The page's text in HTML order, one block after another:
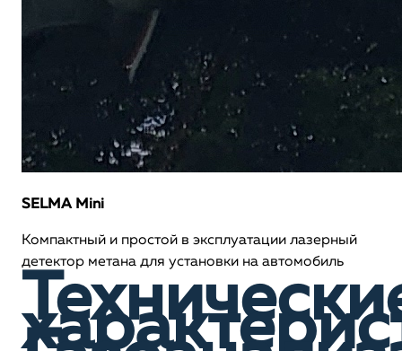
SELMA Mini
Компактный и простой в эксплуатации лазерный
детектор метана для установки на автомобиль